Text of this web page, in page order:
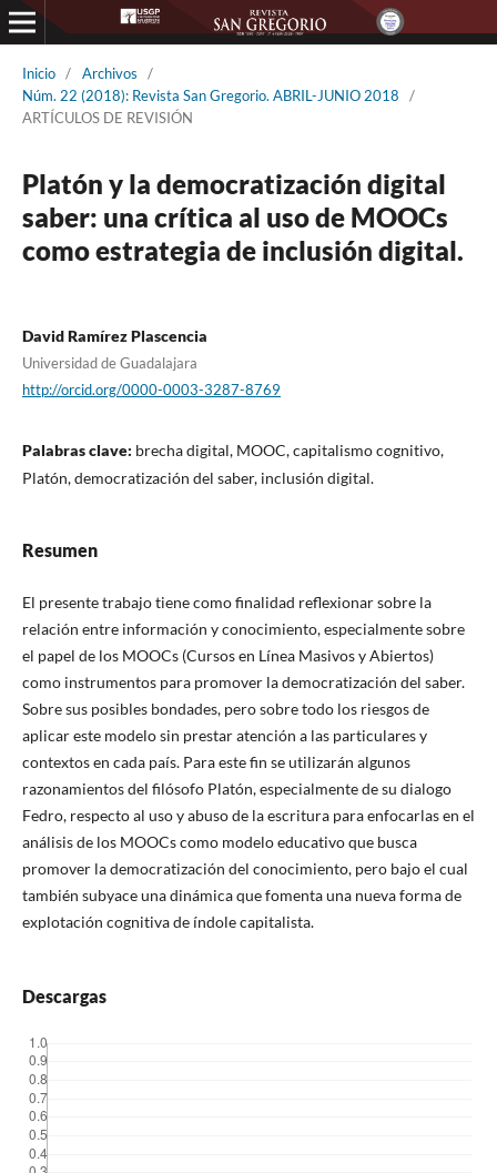
Inicio / Archivos
/
Núm. 22 (2018): Revista San Gregorio. ABRIL-JUNIO 2018
/
ARTÍCULOS DE REVISIÓN
Platón y la democratización digital
saber: una crítica al uso de MOOCs
como estrategia de inclusión digital.
David Ramírez Plascencia
Universidad de Guadalajara
http://orcid.org/0000-0003-3287-8769
Palabras clave: brecha digital, MOOC, capitalismo cognitivo,
Platón, democratización del saber, inclusión digital.
Resumen
El presente trabajo tiene como finalidad reflexionar sobre la
relación entre información y conocimiento, especialmente sobre
el papel de los MOOCs (Cursos en Línea Masivos y Abiertos)
como instrumentos para promover la democratización del saber.
Sobre sus posibles bondades, pero sobre todo los riesgos de
aplicar este modelo sin prestar atención a las particulares y
contextos en cada país. Para este fin se utilizarán algunos
razonamientos del filósofo Platón, especialmente de su dialogo
Fedro, respecto al uso y abuso de la escritura para enfocarlas en el
análisis de los MOOCs como modelo educativo que busca
promover la democratización del conocimiento, pero bajo el cual
también subyace una dinámica que fomenta una nueva forma de
explotación cognitiva de índole capitalista.
Descargas